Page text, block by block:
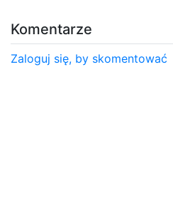
Komentarze
Zaloguj się, by skomentować